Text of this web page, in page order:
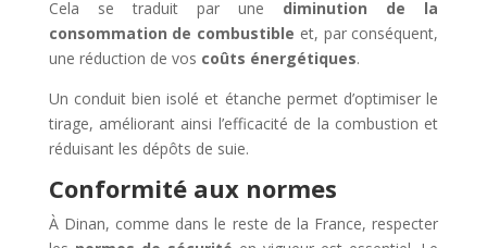
Cela se traduit par une diminution de la
consommation de combustible et, par conséquent,
une réduction de vos coûts énergétiques.
Un conduit bien isolé et étanche permet d’optimiser le
tirage, améliorant ainsi l’efficacité de la combustion et
réduisant les dépôts de suie.
Conformité aux normes
À Dinan, comme dans le reste de la France, respecter